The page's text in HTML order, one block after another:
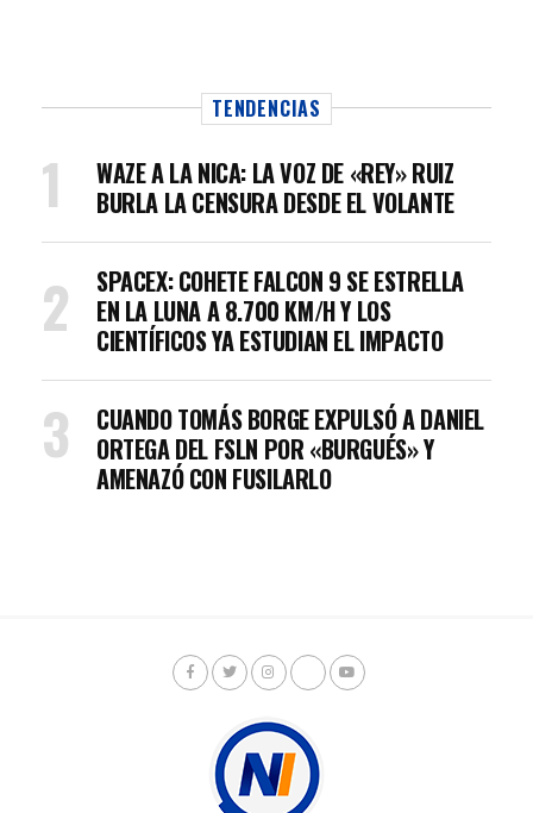
TENDENCIAS
WAZE A LA NICA: LA VOZ DE «REY» RUIZ
BURLA LA CENSURA DESDE EL VOLANTE
SPACEX: COHETE FALCON 9 SE ESTRELLA
EN LA LUNA A 8.700 KM/H Y LOS
CIENTÍFICOS YA ESTUDIAN EL IMPACTO
CUANDO TOMÁS BORGE EXPULSÓ A DANIEL
ORTEGA DEL FSLN POR «BURGUÉS» Y
AMENAZÓ CON FUSILARLO